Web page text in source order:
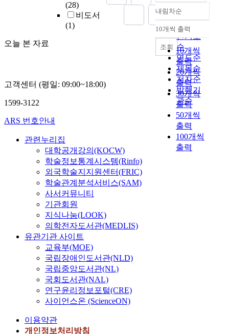
(28)
비도서
(1)
오늘 본 자료
정확도
순
인기도
순
연도순
제목순
저자순
발행기
관순
내림차순
내림차순
10개씩 출력
10개씩
출력
20개씩
출력
30개씩
출력
50개씩
출력
100개씩
출력
조회
고객센터 (평일: 09:00~18:00)
1599-3122
ARS 번호안내
관련누리집
대학공개강의(KOCW)
학술정보통계시스템(Rinfo)
외국학술지지원센터(FRIC)
학술관계분석서비스(SAM)
사서커뮤니티
기관회원
지식나눔(LOOK)
의학전자도서관(MEDLIS)
유관기관 사이트
교육부(MOE)
국립장애인도서관(NLD)
국립중앙도서관(NL)
국회도서관(NAL)
연구윤리정보포털(CRE)
사이언스온 (ScienceON)
이용약관
개인정보처리방침